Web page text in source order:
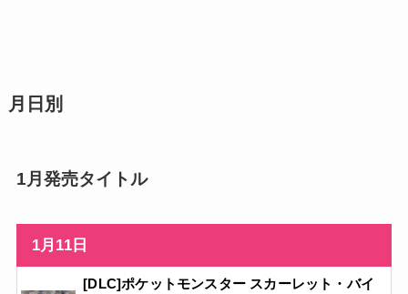
月日別
1月発売タイトル
1月11日
[DLC]ポケットモンスター スカーレット・バイ